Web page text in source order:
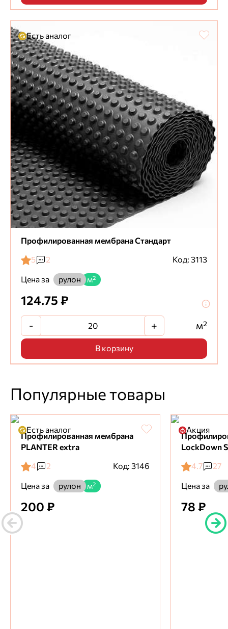
Есть аналог
Профилированная мембрана Стандарт
5
2
Код: 3113
Цена за
рулон м²
124.75 ₽
- + м²
В корзину
Популярные товары
Есть аналог
Профилированная мембрана
PLANTER extra
4
2
Код: 3146
Цена за
рулон м²
200 ₽
Акция
LockDown
4.7
27
Цена за
78 ₽